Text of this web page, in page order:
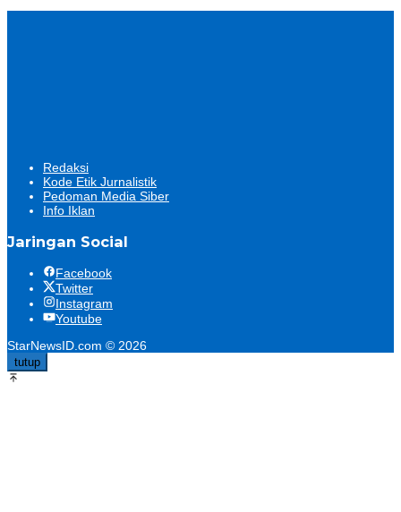
Redaksi
Kode Etik Jurnalistik
Pedoman Media Siber
Info Iklan
Jaringan Social
Facebook
Twitter
Instagram
Youtube
StarNewsID.com © 2026
tutup